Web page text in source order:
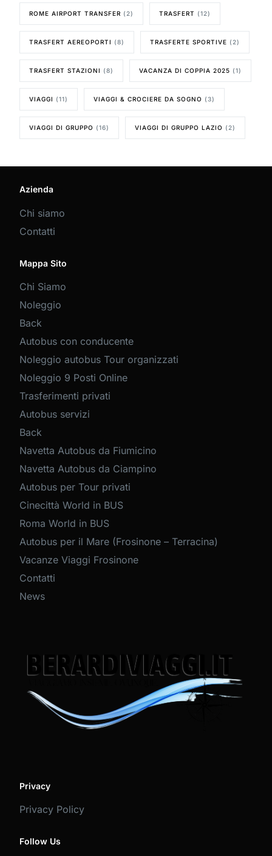
ROME AIRPORT TRANSFER (2) TRASFERT (12)
TRASFERT AEREOPORTI (8) TRASFERTE SPORTIVE (2)
TRASFERT STAZIONI (8) VACANZA DI COPPIA 2025 (1)
VIAGGI (11) VIAGGI & CROCIERE DA SOGNO (3)
VIAGGI DI GRUPPO (16) VIAGGI DI GRUPPO LAZIO (2)
Azienda
Chi siamo
Contatti
Mappa Sito
Chi Siamo
Noleggio
Back
Autobus con conducente
Noleggio autobus Tour organizzati
Noleggio 9 Posti Online
Trasferimenti privati
Autobus servizi
Back
Navetta Autobus da Fiumicino
Navetta Autobus da Ciampino
Autobus per Tour privati
Cinecittà World in BUS
Roma World in BUS
Autobus per il Mare (Frosinone – Terracina)
Vacanze Viaggi Frosinone
Contatti
News
Privacy
Privacy Policy
Follow Us